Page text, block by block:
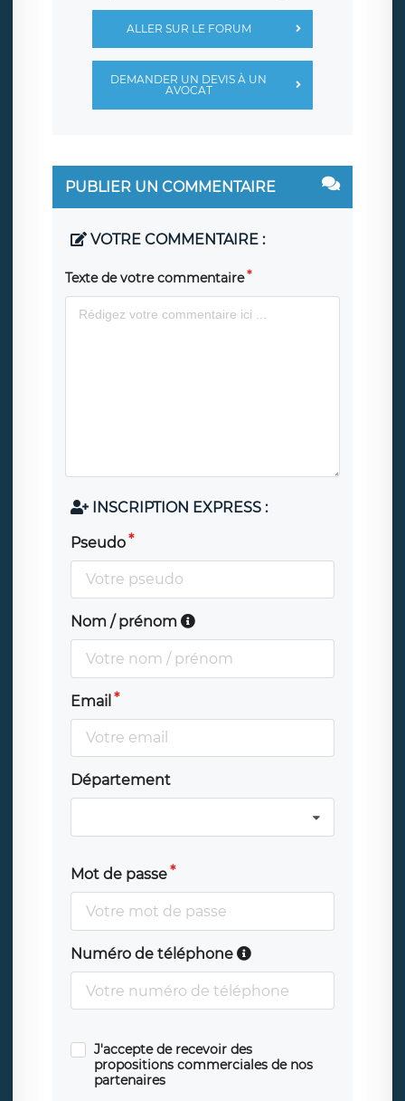
ALLER SUR LE FORUM
DEMANDER UN DEVIS À UN
AVOCAT
PUBLIER UN COMMENTAIRE
VOTRE COMMENTAIRE :
Texte de votre commentaire
INSCRIPTION EXPRESS :
Pseudo
Nom / prénom
Email
Département
Mot de passe
Numéro de téléphone
J'accepte de recevoir des
propositions commerciales de nos
partenaires